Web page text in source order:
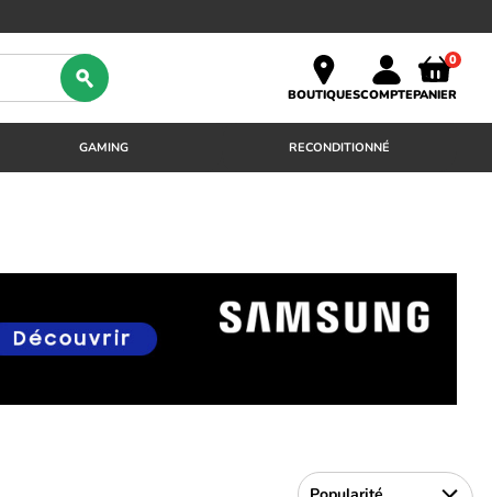
BOUTIQUESCOMPTE
0
PANIER
GAMING RECONDITIONNÉ